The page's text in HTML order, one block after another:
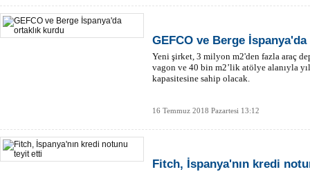
GEFCO ve Berge
Yeni şirket, 3 milyon m2'den fazla araç
vagon ve 40 bin m2’lik atölye alanıyla
kapasitesine sahip olacak.
16 Temmuz 2018 Pazartesi 13:12
Fitch, İspanya'nın kredi